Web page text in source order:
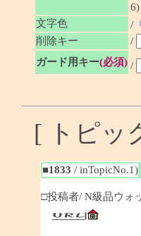
文字色
/
削除キー
/
ガード用キー(必須) /
[ トピッ
■1833 / inTopicNo.1)
□投稿者/ N級品ウォ